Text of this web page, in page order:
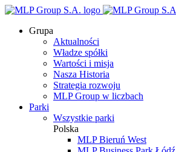
Grupa
Aktualności
Władze spółki
Wartości i misja
Nasza Historia
Strategia rozwoju
MLP Group w liczbach
Parki
Wszystkie parki
Polska
MLP Bieruń West